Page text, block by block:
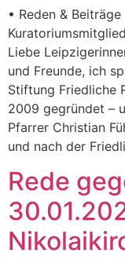
• Reden &
Liebe
und Freunde, ich
Stiftung Friedliche
2009 gegründet –
Pfarrer Christian
und nach der
Rede